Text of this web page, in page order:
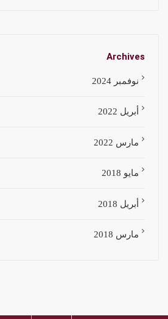
Archives
نوفمبر 2024
أبريل 2022
مارس 2022
مايو 2018
أبريل 2018
مارس 2018